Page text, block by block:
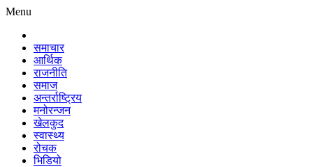
Menu
समाचार
आर्थिक
राजनीति
समाज
अन्तर्राष्ट्रिय
मनोरन्जन
खेलकुद
स्वास्थ्य
रोचक
भिडियो